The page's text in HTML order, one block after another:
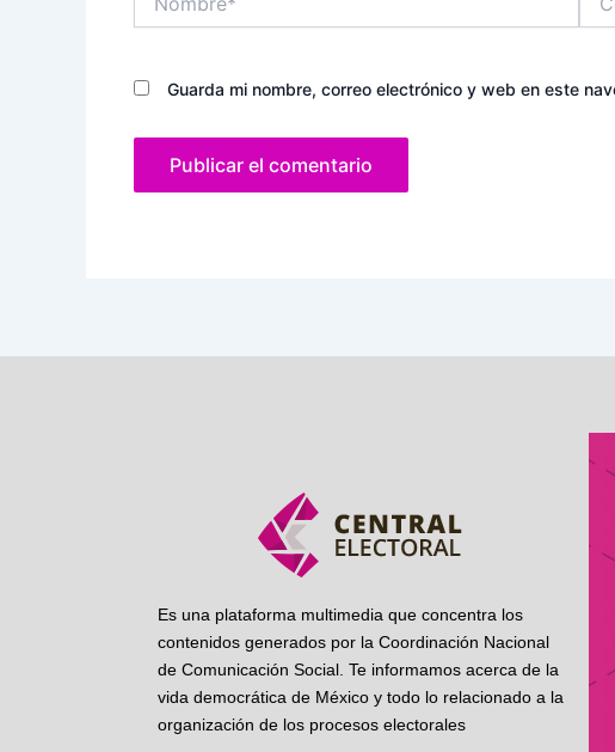
Guarda mi nombre, correo electrónico y web en este
Es una plataforma multimedia que concentra los
contenidos generados por la Coordinación Nacional
de Comunicación Social. Te informamos acerca de la
vida democrática de México y todo lo relacionado a la
organización de los procesos electorales